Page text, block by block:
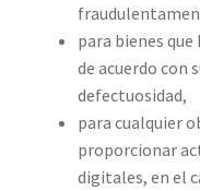
para bienes
de acuerdo con
defectuosidad,
para cualquier
proporcionar
digitales, en el